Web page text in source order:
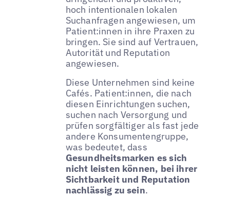
hoch intentionalen lokalen
Suchanfragen angewiesen, um
Patient:innen in ihre Praxen zu
bringen. Sie sind auf Vertrauen,
Autorität und Reputation
angewiesen.
Diese Unternehmen sind keine
Cafés. Patient:innen, die nach
diesen Einrichtungen suchen,
suchen nach Versorgung und
prüfen sorgfältiger als fast jede
andere Konsumentengruppe,
was bedeutet, dass
Gesundheitsmarken es sich
nicht leisten können, bei ihrer
Sichtbarkeit und Reputation
nachlässig zu sein.